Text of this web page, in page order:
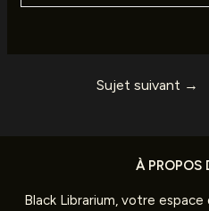
Sujet suivant →
À PROPOS
Black Librarium, votre